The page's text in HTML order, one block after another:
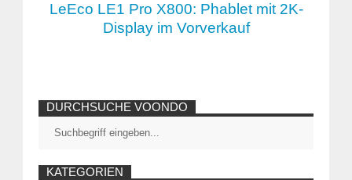
LeEco LE1 Pro X800: Phablet mit 2K-
Display im Vorverkauf
DURCHSUCHE VOONDO
KATEGORIEN